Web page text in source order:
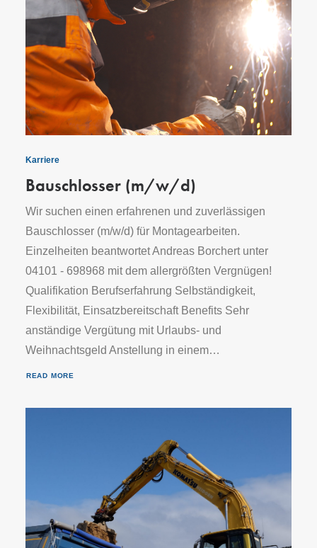
Karriere
Bauschlosser (m/w/d)
Wir suchen einen erfahrenen und zuverlässigen
Bauschlosser (m/w/d) für Montagearbeiten.
Einzelheiten beantwortet Andreas Borchert unter
04101 - 698968 mit dem allergrößten Vergnügen!
Qualifikation Berufserfahrung Selbständigkeit,
Flexibilität, Einsatzbereitschaft Benefits Sehr
anständige Vergütung mit Urlaubs- und
Weihnachtsgeld Anstellung in einem…
READ MORE